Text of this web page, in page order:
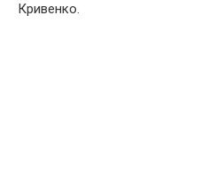
Кривенко.